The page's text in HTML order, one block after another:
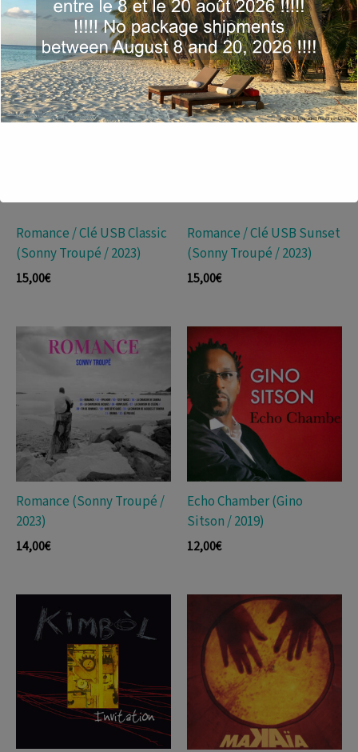
14,00 17,00€
Romance / Clé USB Classic
(Sonny Troupé / 2023)
15,00€
Romance / Clé USB Sunset
(Sonny Troupé / 2023)
15,00€
Romance (Sonny Troupé /
2023)
14,00€
Echo Chamber (Gino
Sitson / 2019)
12,00€